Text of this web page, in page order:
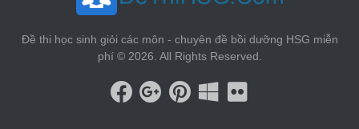
Đề thi học sinh giỏi các môn - chuyên đề bồi dưỡng HSG miễn
phí © 2026. All Rights Reserved.